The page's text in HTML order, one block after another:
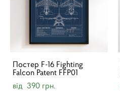
Постер F-16 Fighting
Falcon Patent FFP01
від 390 грн.